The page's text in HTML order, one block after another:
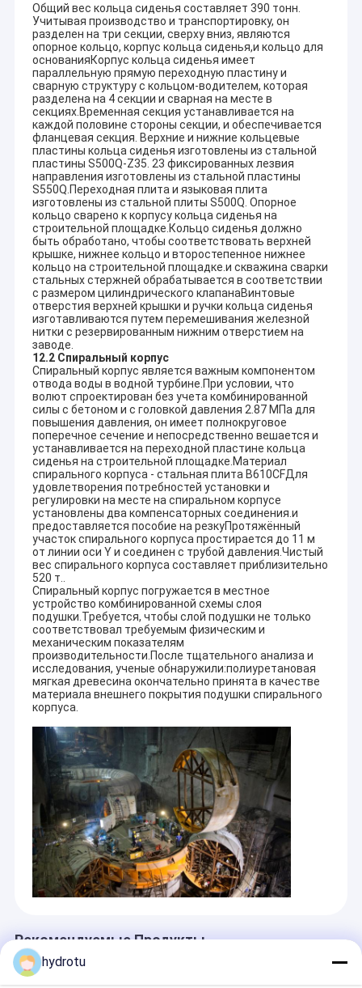
Общий вес кольца сиденья составляет 390 тонн.
Учитывая производство и транспортировку, он
разделен на три секции, сверху вниз, являются
опорное кольцо, корпус кольца сиденья,и кольцо для
основанияКорпус кольца сиденья имеет
параллельную прямую переходную пластину и
сварную структуру с кольцом-водителем, которая
разделена на 4 секции и сварная на месте в
секциях.Временная секция устанавливается на
каждой половине стороны секции, и обеспечивается
фланцевая секция. Верхние и нижние кольцевые
пластины кольца сиденья изготовлены из стальной
пластины S500Q-Z35. 23 фиксированных лезвия
направления изготовлены из стальной пластины
S550Q.Переходная плита и языковая плита
изготовлены из стальной плиты S500Q. Опорное
кольцо сварено к корпусу кольца сиденья на
строительной площадке.Кольцо сиденья должно
быть обработано, чтобы соответствовать верхней
крышке, нижнее кольцо и второстепенное нижнее
кольцо на строительной площадке.и скважина сварки
стальных стержней обрабатывается в соответствии
с размером цилиндрического клапанаВинтовые
отверстия верхней крышки и ручки кольца сиденья
изготавливаются путем перемешивания железной
нитки с резервированным нижним отверстием на
заводе.
12.2 Спиральный корпус
Спиральный корпус является важным компонентом
отвода воды в водной турбине.При условии, что
волют спроектирован без учета комбинированной
силы с бетоном и с головкой давления 2.87 МПа для
повышения давления, он имеет полнокруговое
поперечное сечение и непосредственно вешается и
устанавливается на переходной пластине кольца
сиденья на строительной площадке.Материал
спирального корпуса - стальная плита B610CFДля
удовлетворения потребностей установки и
регулировки на месте на спиральном корпусе
установлены два компенсаторных соединения.и
предоставляется пособие на резкуПротяжённый
участок спирального корпуса простирается до 11 м
от линии оси Y и соединен с трубой давления.Чистый
вес спирального корпуса составляет приблизительно
520 т..
Спиральный корпус погружается в местное
устройство комбинированной схемы слоя
подушки.Требуется, чтобы слой подушки не только
соответствовал требуемым физическим и
механическим показателям
производительности.После тщательного анализа и
исследования, ученые обнаружили:полиуретановая
мягкая древесина окончательно принята в качестве
материала внешнего покрытия подушки спирального
корпуса.
Рекомендуемые Продукты
hydrotu